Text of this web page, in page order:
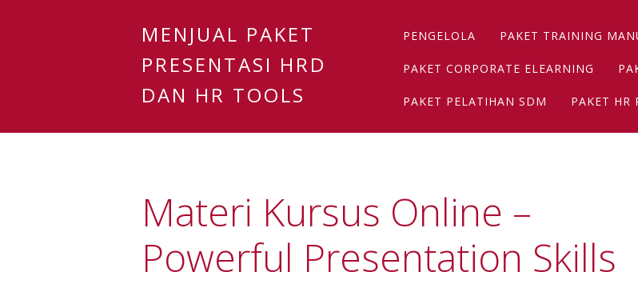
MENJUAL PAKET
PRESENTASI HRD
DAN HR TOOLS
Main menu
Skip
content
PENGELOLA PAKET TRAINING
PAKET CORPORATE ELEARNING
PAKET PELATIHAN SDM PAKET HR
Materi Kursus Online –
Powerful Presentation Skills